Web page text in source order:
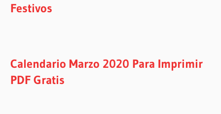
Festivos
Calendario Marzo 2020 Para Imprimir
PDF Gratis